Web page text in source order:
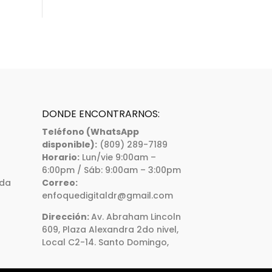
DONDE ENCONTRARNOS:
Teléfono (WhatsApp
disponible):(809) 289-7189
Horario:Lun/vie 9:00am –
6:00pm / Sáb: 9:00am – 3:00pm
Correo:
enfoquedigitaldr@gmail.com
Dirección:Av. Abraham Lincoln
609, Plaza Alexandra 2do nivel,
Local C2-14. Santo Domingo,